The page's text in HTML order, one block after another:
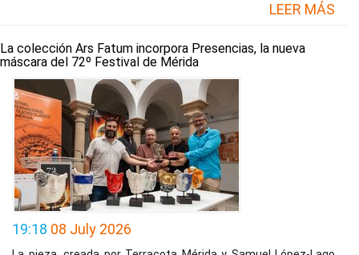
LEER MÁS
La colección Ars Fatum incorpora Presencias, la nueva
máscara del 72º Festival de Mérida
19:18 08 July 2026